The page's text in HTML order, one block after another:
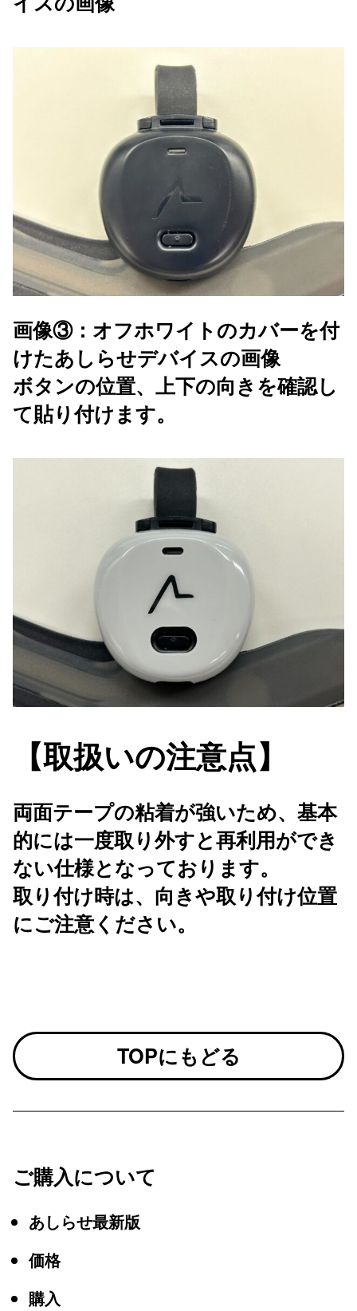
画像③：オフホワイトのカバーを付
けたあしらせデバイスの画像
ボタンの位置、上下の向きを確認し
て貼り付けます。
【取扱いの注意点】
両面テープの粘着が強いため、基本
的には一度取り外すと再利用ができ
ない仕様となっております。
取り付け時は、向きや取り付け位置
にご注意ください。
TOPにもどる
ご購入について
あしらせ最新版
価格
購入